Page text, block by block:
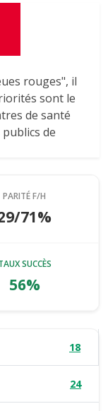
rouges", il
sont le
de santé
de
PARITÉ F/H
71%
SUCCÈS
56%
18
24